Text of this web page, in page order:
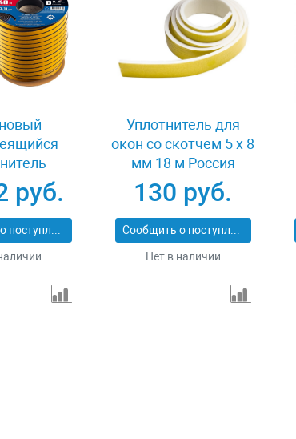
14x12 мм
40950-14-
руб.
Сообщить о поступлении
Уплотнитель для
окон со скотчем 5 х 8
мм 18 м Россия
Сибртех 93855
130 руб.
Сообщить о поступлении
Нет в наличии